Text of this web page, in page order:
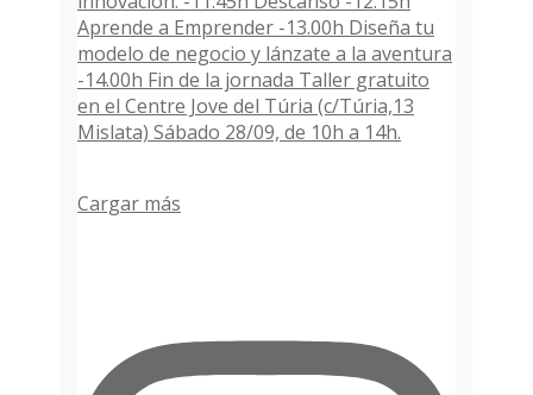
Cargar más